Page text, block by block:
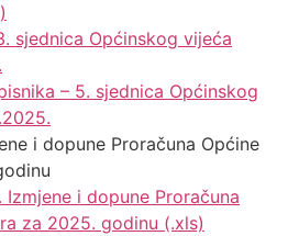
sjednica Općinskog vijeća
– 5. sjednica Općinskog
i dopune Proračuna Općine
Izmjene i dopune Proračuna
za 2025. godinu (.xls)